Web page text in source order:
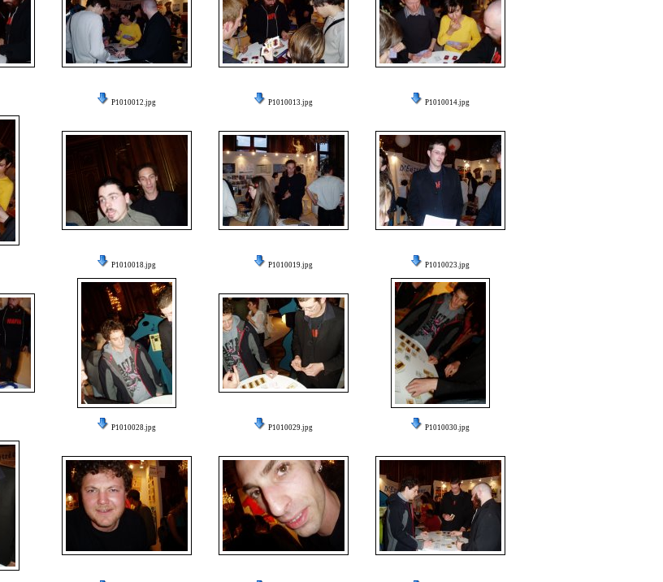
P1010012.jpg P1010013.jpg P1010014.jpg
P1010018.jpg P1010019.jpg P1010023.jpg
P1010028.jpg P1010029.jpg P1010030.jpg